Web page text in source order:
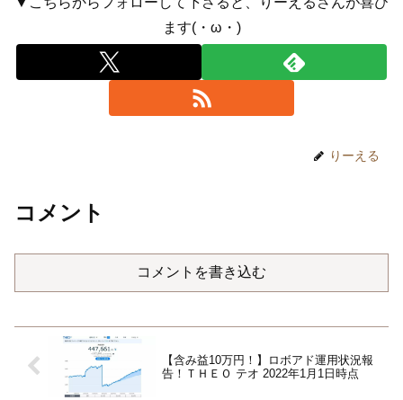
ます(・ω・)
りーえる
コメント
コメントを書き込む
【含み益10万円！】ロボアド運用状況報
告！ＴＨＥＯ テオ 2022年1月1日時点